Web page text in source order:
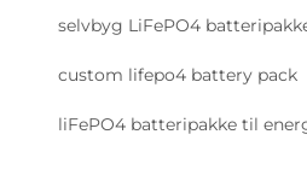
selvbyg LiFePO4
custom lifepo4 battery pack
liFePO4 batteripakke til